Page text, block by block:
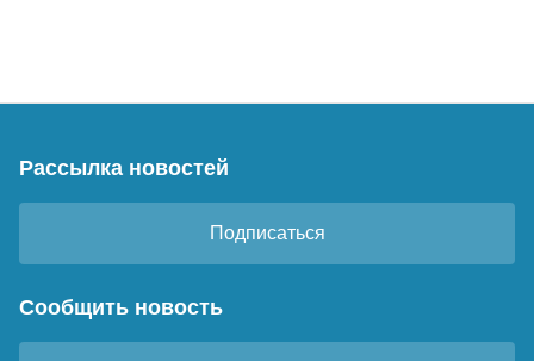
Рассылка новостей
Подписаться
Сообщить новость